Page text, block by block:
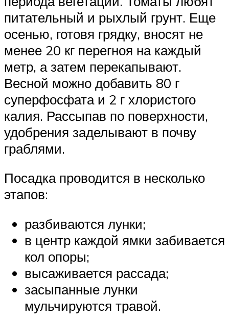
питательный и рыхлый грунт. Еще
осенью, готовя грядку, вносят не
менее 20 кг перегноя на каждый
метр, а затем перекапывают.
Весной можно добавить 80 г
суперфосфата и 2 г хлористого
калия. Рассыпав по поверхности,
удобрения заделывают в почву
граблями.
Посадка проводится в несколько
этапов:
разбиваются лунки;
в центр каждой ямки забивается
кол опоры;
высаживается рассада;
засыпанные лунки
мульчируются травой.